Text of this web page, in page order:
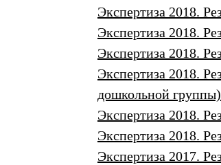
Экспертиза 2018.
Экспертиза 2018.
Экспертиза 2018.
Экспертиза 2018.
дошкольной
Экспертиза 2018.
Экспертиза 2018.
Экспертиза 2017.